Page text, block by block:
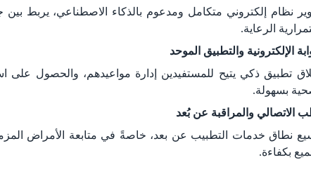
نظام إلكتروني متكامل ومدعوم بالذكاء الاصطناعي، يربط
الرعاية.
الإلكترونية والتطبيق الموحد
تطبيق ذكي يتيح للمستفيدين إدارة مواعيدهم، والحصول على
بسهولة.
الاتصالي والمراقبة عن بُعد
نطاق خدمات التطبيب عن بعد، خاصةً في متابعة الأمراض
بكفاءة.